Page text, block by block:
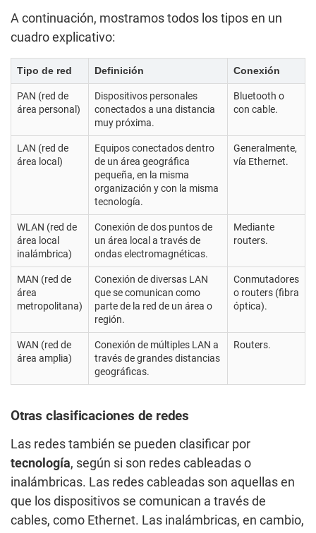
A continuación, mostramos todos los tipos en un
cuadro explicativo:
Tipo de red Definición Conexión
PAN (red de
área personal)
Dispositivos personales
conectados a una distancia
muy próxima.
Bluetooth o
con cable.
LAN (red de
área local)
Equipos conectados dentro
de un área geográfica
pequeña, en la misma
organización y con la misma
tecnología.
Generalmente,
vía Ethernet.
WLAN (red de
área local
inalámbrica)
Conexión de dos puntos de
un área local a través de
ondas electromagnéticas.
Mediante
routers.
MAN (red de
área
metropolitana)
Conexión de diversas LAN
que se comunican como
parte de la red de un área o
región.
Conmutadores
o routers (fibra
óptica).
WAN (red de
área amplia)
Conexión de múltiples LAN a
través de grandes distancias
geográficas.
Routers.
Otras clasificaciones de redes
Las redes también se pueden clasificar por
tecnología, según si son redes cableadas o
inalámbricas. Las redes cableadas son aquellas en
que los dispositivos se comunican a través de
cables, como Ethernet. Las inalámbricas, en cambio,